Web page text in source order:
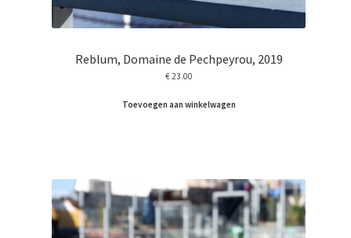
Reblum, Domaine de Pechpeyrou, 2019
€23.00
Toevoegen aan winkelwagen